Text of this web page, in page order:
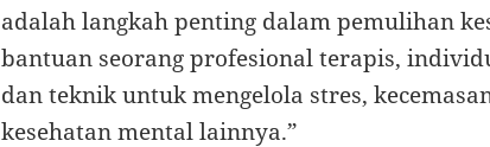
adalah langkah penting dalam pemulihan
bantuan seorang profesional terapis,
dan teknik untuk mengelola stres,
kesehatan mental lainnya.”